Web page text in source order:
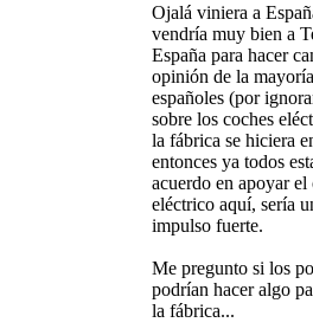
Ojalá viniera a
vendría muy bien a
España para hacer
opinión de la
españoles (por
sobre los coches
la fábrica se hiciera
entonces ya todos
acuerdo en apoyar el
eléctrico aquí, sería
impulso fuerte.
Me pregunto si los
podrían hacer algo
la fábrica...